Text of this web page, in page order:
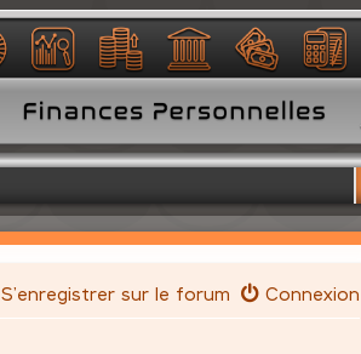
Connexion
S’enregistrer sur le forum